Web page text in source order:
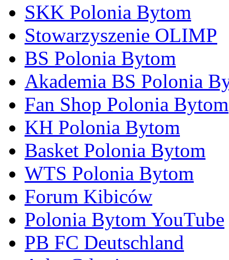
SKK Polonia Bytom
Stowarzyszenie OLIMP
BS Polonia Bytom
Akademia BS Polonia
Fan Shop Polonia Bytom
KH Polonia Bytom
Basket Polonia Bytom
WTS Polonia Bytom
Forum Kibiców
Polonia Bytom YouTube
PB FC Deutschland